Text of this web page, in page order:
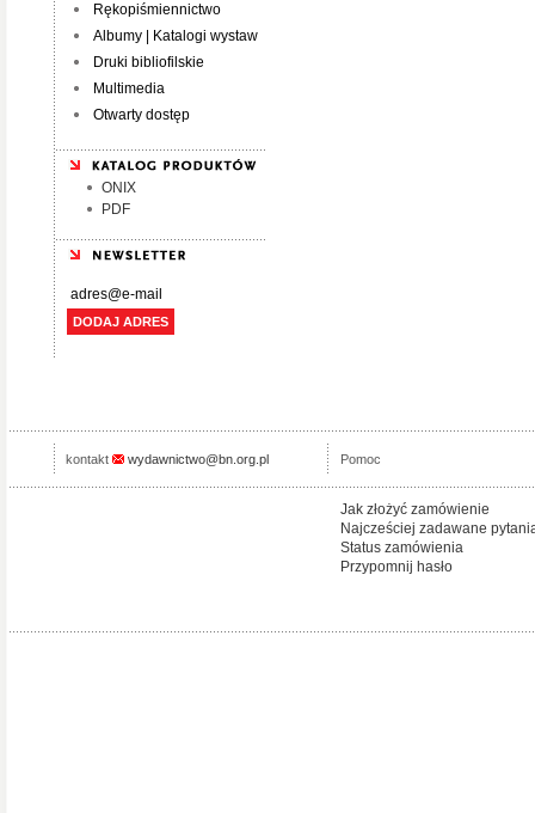
Rękopiśmiennictwo
Albumy | Katalogi wystaw
Druki bibliofilskie
Multimedia
Otwarty dostęp
ONIX
PDF
DODAJ ADRES
kontakt wydawnictwo@bn.org.pl Pomoc
Jak złożyć zamówienie
Najcześciej zadawane
Status zamówienia
Przypomnij hasło